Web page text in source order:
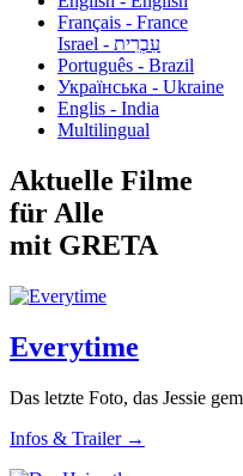
Français - France
עִבְרִית - Israel
Português - Brazil
Українська - Ukraine
Englis - India
Multilingual
Aktuelle Filme
für Alle
mit GRETA
Everytime
Das letzte Foto, das Jessie
Infos & Trailer →